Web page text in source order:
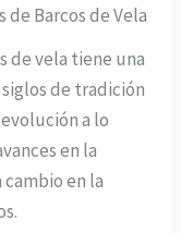
Barcos de Vela
de vela tiene una
de tradición
a lo
en la
en la